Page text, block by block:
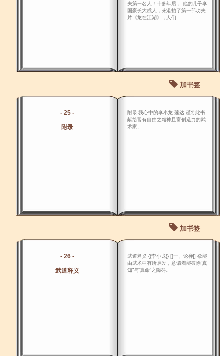
夫第一名人！十多年后， 他的儿子李
国豪长大成人，来港拍了第一部功夫
片《龙在江湖》，人们
加书签
- 25 -
附录
附录 我心中的李小龙 莲达 谨将此书
献给富有自由之精神且富创造力的武
术家。
加书签
- 26 -
武道释义
武道释义 {{李小龙}} [[一、论禅]] 欲能
由武术中有所启发，意谓着能破除“真
知”与“真命”之障碍。